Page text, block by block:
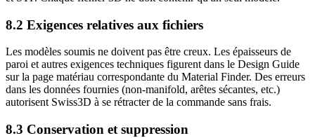
8.2 Exigences relatives aux fichiers
Les modèles soumis ne doivent pas être creux. Les épaisseurs de
paroi et autres exigences techniques figurent dans le Design Guide
sur la page matériau correspondante du Material Finder. Des erreurs
dans les données fournies (non-manifold, arêtes sécantes, etc.)
autorisent Swiss3D à se rétracter de la commande sans frais.
8.3 Conservation et suppression